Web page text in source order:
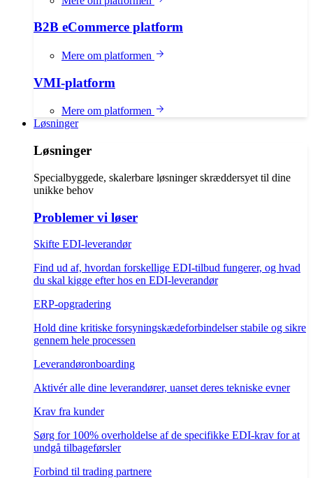
B2B eCommerce platform
Mere om platformen
VMI-platform
Mere om platformen
Løsninger
Løsninger
Specialbyggede, skalerbare løsninger skræddersyet til dine
unikke behov
Problemer vi løser
Skifte EDI-leverandør
Find ud af, hvordan forskellige EDI-tilbud fungerer, og hvad
du skal kigge efter hos en EDI-leverandør
ERP-opgradering
Hold dine kritiske forsyningskædeforbindelser stabile og sikre
gennem hele processen
Leverandøronboarding
Aktivér alle dine leverandører, uanset deres tekniske evner
Krav fra kunder
Sørg for 100% overholdelse af de specifikke EDI-krav for at
undgå tilbageførsler
Forbind til trading partnere